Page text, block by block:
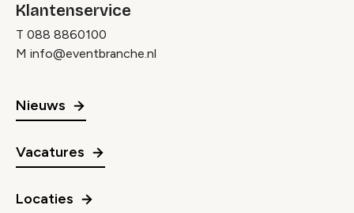
Klantenservice
T 088 8860100
M info@eventbranche.nl
Nieuws
Vacatures
Locaties